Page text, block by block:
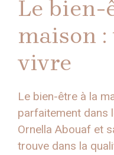
Le bien-
maison
vivre
Le bien-être à la
parfaitement dans
Ornella Abouaf et
trouve dans la